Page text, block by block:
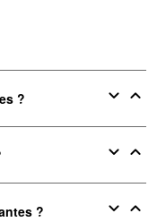
? expand_more expand_less
expand_more expand_less
? expand_more expand_less